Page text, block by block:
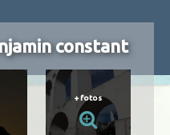
constant
+fotos